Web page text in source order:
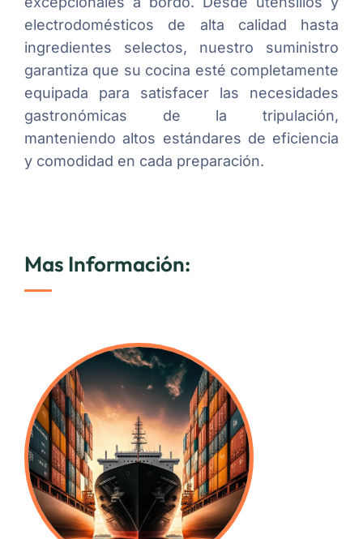
electrodomésticos de alta calidad hasta
ingredientes selectos, nuestro suministro
garantiza que su cocina esté completamente
equipada para satisfacer las necesidades
gastronómicas de la tripulación,
manteniendo altos estándares de eficiencia
y comodidad en cada preparación.
Mas Información: